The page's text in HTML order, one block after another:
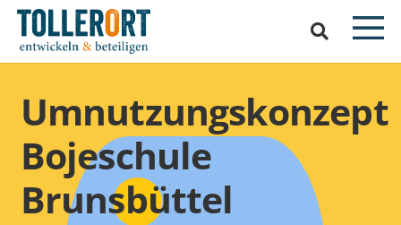
Umnutzungskonzept
Bojeschule
Brunsbüttel